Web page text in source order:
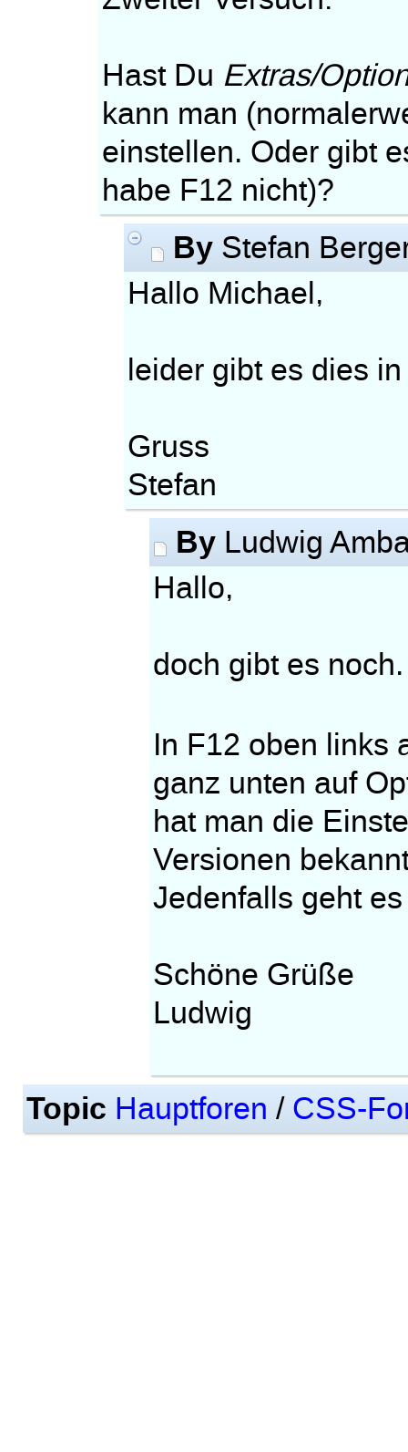
Hast Du Extras/
kann man
einstellen. Oder gibt
habe F12 nicht)?
By Stefan
Hallo Michael,
leider gibt es dies
Gruss
Stefan
By Ludwig
Hallo,
doch gibt es noch.
In F12 oben links
ganz unten auf
hat man die
Versionen
Jedenfalls geht
Schöne Grüße
Ludwig
Topic Hauptforen / CSS-